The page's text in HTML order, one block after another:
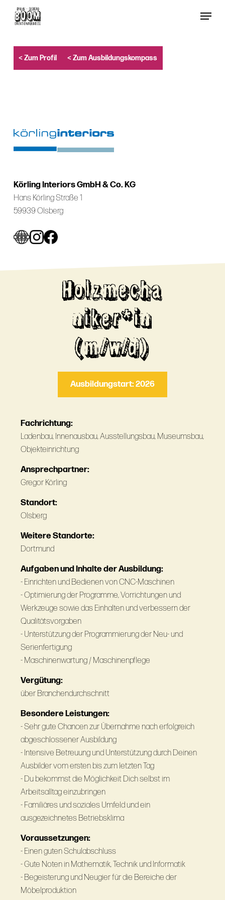
content
Menu
< Zum Profil < Zum Ausbildungskompass
Körling Interiors GmbH & Co. KG
Hans Körling Straße 1
59939 Olsberg
Holzmecha
niker*in
(m/w/d)
Ausbildungstart: 2026
Fachrichtung:
Ladenbau, Innenausbau, Ausstellungsbau, Museumsbau,
Objekteinrichtung
Ansprechpartner:
Gregor Körling
Standort:
Olsberg
Weitere Standorte:
Dortmund
Aufgaben und Inhalte der Ausbildung:
- Einrichten und Bedienen von CNC-Maschinen
- Optimierung der Programme, Vorrichtungen und
Werkzeuge sowie das Einhalten und verbessern der
Qualitätsvorgaben
- Unterstützung der Programmierung der Neu- und
Serienfertigung
- Maschinenwartung / Maschinenpflege
Vergütung:
über Branchendurchschnitt
Besondere Leistungen:
- Sehr gute Chancen zur Übernahme nach erfolgreich
abgeschlossener Ausbildung
- Intensive Betreuung und Unterstützung durch Deinen
Ausbilder vom ersten bis zum letzten Tag
- Du bekommst die Möglichkeit Dich selbst im
Arbeitsalltag einzubringen
- Familiäres und soziales Umfeld und ein
ausgezeichnetes Betriebsklima
Voraussetzungen:
- Einen guten Schulabschluss
- Gute Noten in Mathematik, Technik und Informatik
- Begeisterung und Neugier für die Bereiche der
Möbelproduktion